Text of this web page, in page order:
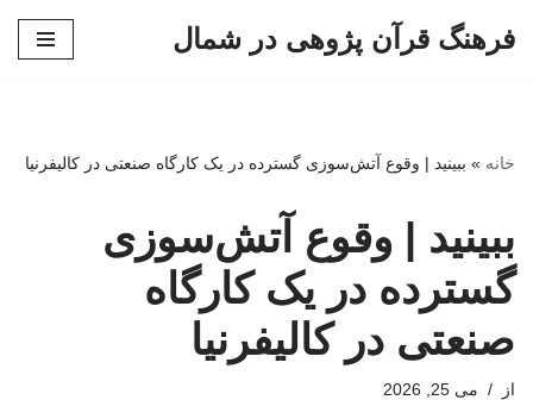
فرهنگ قرآن پژوهی در شمال
خانه » ببینید | وقوع آتش‌سوزی گسترده در یک کارگاه صنعتی در کالیفرنیا
ببینید | وقوع آتش‌سوزی
گسترده در یک کارگاه
صنعتی در کالیفرنیا
از می 25, 2026